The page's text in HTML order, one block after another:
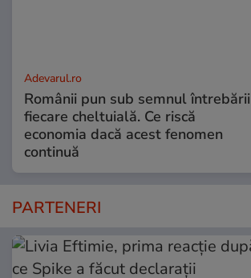
Adevarul.ro
Românii pun sub semnul întrebării
fiecare cheltuială. Ce riscă
economia dacă acest fenomen
continuă
PARTENERI